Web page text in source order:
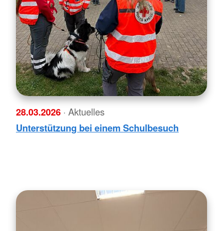
28.03.2026 · Aktuelles
Unterstützung bei einem Schulbesuch